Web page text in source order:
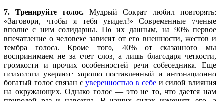
7. Тренируйте голос.Мудрый Сократ любил повторять:
«Заговори, чтобы я тебя увидел!» Современные ученые
вполне с ним солидарны. По их данным, на 90% первое
впечатление о человеке зависит от его внешности, жестов и
тембра голоса. Кроме того, 40% от сказанного мы
воспринимаем не за счет слов, а лишь благодаря четкости,
громкости и прочих особенностей речи собеседника. Еще
психологи уверяют: хорошо поставленный и интонационно
богатый голос связан с уверенностью в себе и силой влияния
на окружающих. Однако голос — это не то, что дается нам